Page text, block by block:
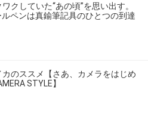
クしていた“あの頃”を思い出す。
ペンは真鍮筆記具のひとつの到達
カのススメ【さあ、カメラをはじめ
STYLE】